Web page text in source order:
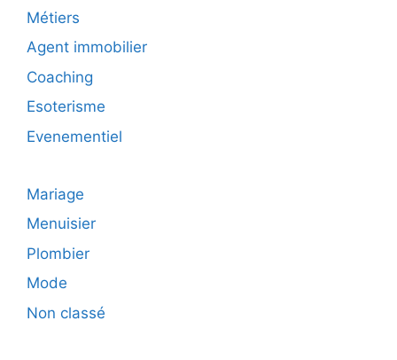
Métiers
Agent immobilier
Coaching
Esoterisme
Evenementiel
Mariage
Menuisier
Plombier
Mode
Non classé